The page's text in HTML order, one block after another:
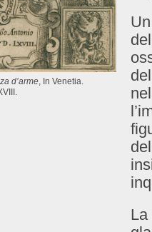
d’arme , In Venetia.
La